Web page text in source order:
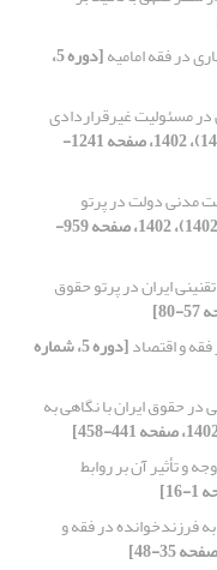
در فقه امامیه [دوره 5،
مسئولیت غیرقراردادی
[دوره 5، شماره 5 ( 1402)، 1402، صفحه 1241-
مدنی دولت در پرتو
[دوره 5، شماره 5 ( 1402)، 1402، صفحه 959-
ایران در پرتو حقوق
فقه و اقتصاد [دوره 5، شماره
حقوق ایران با نگاهی به
و تأثیر آن بر روابط
فرزندخوانده در فقه و